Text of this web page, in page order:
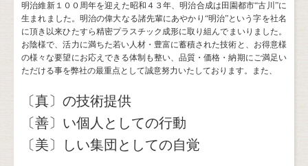
明治維新１００周年を迎えた昭和４３年、明治合成は田園都市“古川”に
生まれました。 明治の偉大なる諸先輩にあやかり“明治”という字を社名
に頂き 以来ひたすら精密プラスチック成形に取り組んでまいりました。
お陰様で、活力に満ちた若い人材・豊富に蓄積された技術と、お得意様
の様々な要望にお応えできる体制も整い、品質・価格・納期にご満足い
ただける事を弊社の最重点として誠意努力いたしております。また、
〔真〕の技術提供
〔善〕い個人としての行動
〔美〕しい集団としての自覚